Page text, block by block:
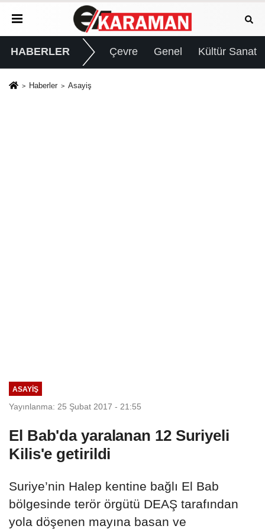
HABERLER Çevre Genel Kültür Sanat
Haberler Asayiş
ASAYIŞ
Yayınlanma: 25 Şubat 2017 - 21:55
El Bab'da yaralanan 12 Suriyeli
Kilis'e getirildi
Suriye’nin Halep kentine bağlı El Bab
bölgesinde terör örgütü DEAŞ tarafından
yola döşenen mayına basan ve